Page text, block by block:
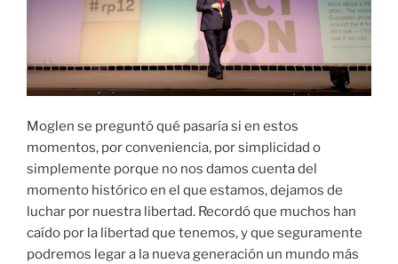
Moglen se preguntó qué pasaría si en estos
momentos, por conveniencia, por simplicidad o
simplemente porque no nos damos cuenta del
momento histórico en el que estamos, dejamos de
luchar por nuestra libertad. Recordó que muchos han
caído por la libertad que tenemos, y que seguramente
podremos legar a la nueva generación un mundo más